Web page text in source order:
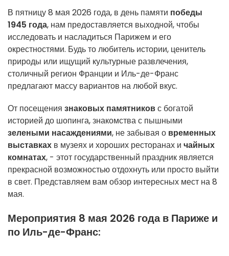
В пятницу 8 мая 2026 года, в день памяти победы
1945 года, нам предоставляется выходной, чтобы
исследовать и насладиться Парижем и его
окрестностями. Будь то любитель истории, ценитель
природы или ищущий культурные развлечения,
столичный регион Франции и Иль-де-Франс
предлагают массу вариантов на любой вкус.
От посещения знаковых памятниковс богатой
историей до шопинга, знакомства с пышными
зелеными насаждениями, не забывая о временных
выставках в музеях и хороших ресторанах и чайных
комнатах, - этот государственный праздник является
прекрасной возможностью отдохнуть или просто выйти
в свет. Представляем вам обзор интересных мест на 8
мая.
Мероприятия 8 мая 2026 года в Париже и
по Иль-де-Франс: